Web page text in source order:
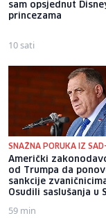
sam opsjednut
princezama
10 sati
SNAŽNA PORUKA IZ
Američki
od Trumpa da
sankcije
Osudili saslušanja u
59 min